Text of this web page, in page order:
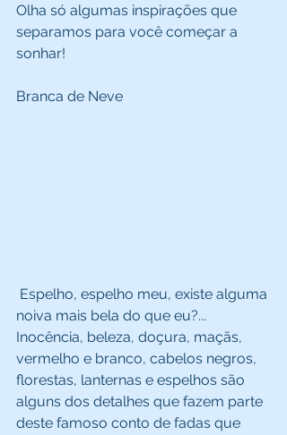
Olha só algumas inspirações que
separamos para você começar a
sonhar!
Branca de Neve
noiva mais bela do que eu?...
Inocência, beleza, doçura, maçãs,
vermelho e branco, cabelos negros,
florestas, lanternas e espelhos são
alguns dos detalhes que fazem parte
deste famoso conto de fadas que